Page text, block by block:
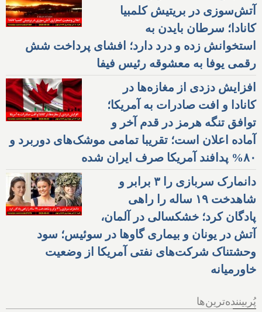
آتش‌سوزی در بریتیش کلمبیا
کانادا؛ سرطان بایدن به
استخوانش زده و درد دارد؛ افشای پرداخت شش
رقمی یوفا به معشوقه رئیس فیفا
افزایش دزدی از مغازه‌ها در
کانادا و افت صادرات به آمریکا؛
توافق تنگه هرمز در قدم آخر و
آماده اعلان است؛ تقریبا تمامی موشک‌های دوربرد و
۸۰% پدافند آمریکا صرف ایران شده
دانمارک سربازی را ۳ برابر و
شاهدخت ۱۹ ساله را راهی
پادگان کرد؛ خشکسالی در آلمان،
آتش در یونان و بیماری گاوها در سوئیس؛ سود
وحشتناک شرکت‌های نفتی آمریکا از وضعیت
خاورمیانه
پُربیننده‌ترین‌ها